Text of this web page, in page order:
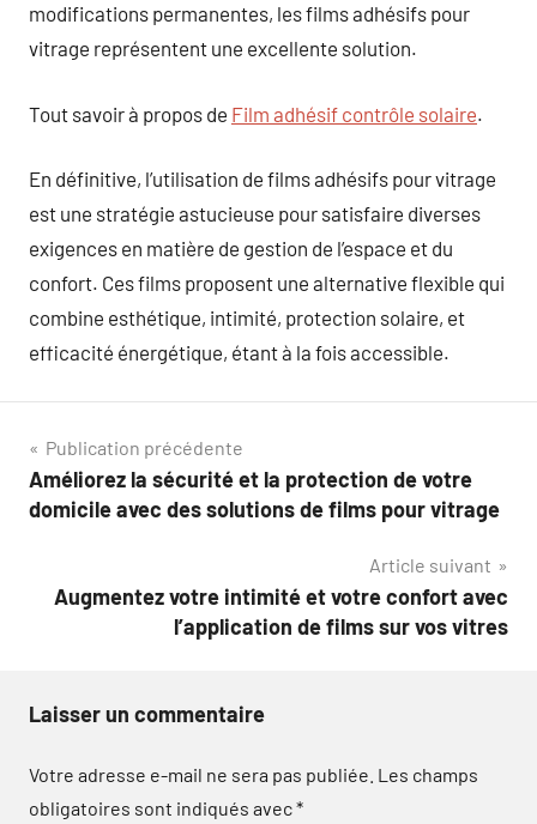
modifications permanentes, les films adhésifs pour
vitrage représentent une excellente solution.
Tout savoir à propos de Film adhésif contrôle solaire.
En définitive, l’utilisation de films adhésifs pour vitrage
est une stratégie astucieuse pour satisfaire diverses
exigences en matière de gestion de l’espace et du
confort. Ces films proposent une alternative flexible qui
combine esthétique, intimité, protection solaire, et
efficacité énergétique, étant à la fois accessible.
Navigation
de
Publication précédente
Améliorez la sécurité et la protection de votre
domicile avec des solutions de films pour vitrage
Article suivant
Augmentez votre intimité et votre confort avec
l’application de films sur vos vitres
Laisser un commentaire
Votre adresse e-mail ne sera pas publiée. Les champs
obligatoires sont indiqués avec*